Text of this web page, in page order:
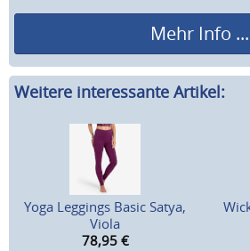
Mehr Info ...
Weitere interessante Artikel:
Yoga Leggings Basic Satya,
Viola
78,95 €